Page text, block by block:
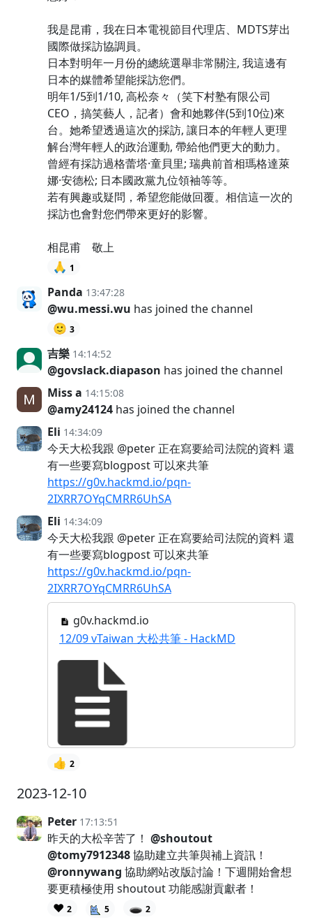
我是昆甫，我在日本電視節目代理店、MDTS芽出
國際做採訪協調員。
日本對明年一月份的總統選舉非常關注, 我這邊有
日本的媒體希望能採訪您們。
明年1/5到1/10, 高松奈々（笑下村塾有限公司
CEO，搞笑藝人，記者）會和她夥伴(5到10位)來
台。她希望透過這次的採訪, 讓日本的年輕人更理
解台灣年輕人的政治運動, 帶給他們更大的動力。
曾經有採訪過格蕾塔·童貝里; 瑞典前首相瑪格達萊
娜·安德松; 日本國政黨九位領袖等等。
若有興趣或疑問，希望您能做回覆。相信這一次的
採訪也會對您們帶來更好的影響。
相昆甫 敬上
🙏 1
Panda 13:47:28
@wu.messi.wu has joined the channel
🙂 3
吉樂 14:14:52
@govslack.diapason has joined the channel
Miss a 14:15:08
@amy24124 has joined the channel
Eli 14:34:09
今天大松我跟 @peter 正在寫要給司法院的資料 還
有一些要寫blogpost 可以來共筆
https://g0v.hackmd.io/pqn-
2IXRR7OYqCMRR6UhSA
Eli 14:34:09
今天大松我跟 @peter 正在寫要給司法院的資料 還
有一些要寫blogpost 可以來共筆
https://g0v.hackmd.io/pqn-
2IXRR7OYqCMRR6UhSA
g0v.hackmd.io
12/09 vTaiwan 大松共筆 - HackMD
👍 2
2023-12-10
Peter 17:13:51
昨天的大松辛苦了！ @shoutout
@tomy7912348協助建立共筆與補上資訊！
@ronnywang 協助網站改版討論！下週開始會想
要更積極使用 shoutout 功能感謝貢獻者！
❤️ 2 5 🕳️ 2